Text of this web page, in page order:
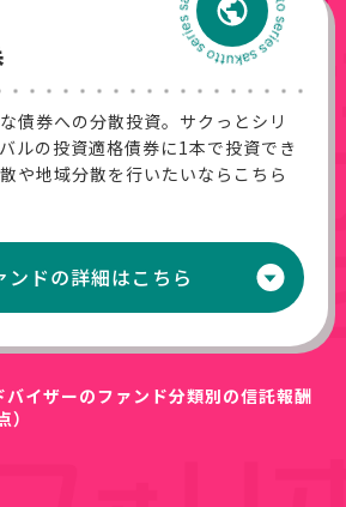
債券への分散投資。サクっとシリ
ルの投資適格債券に1本で投資でき
や地域分散を行いたいならこちら
ンドの詳細はこちら
イザーのファンド分類別の信託報酬